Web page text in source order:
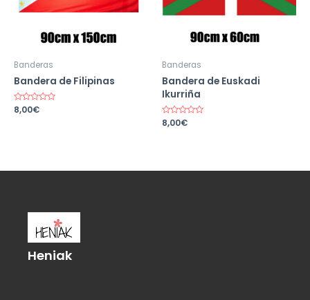
Banderas
Bandera de Filipinas
Valorado
en
8,00€
Banderas
Bandera de Euskadi
Ikurriña
Valorado
en
8,00€
Heniak